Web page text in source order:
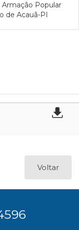
Popular
de Acauã-PI
Voltar